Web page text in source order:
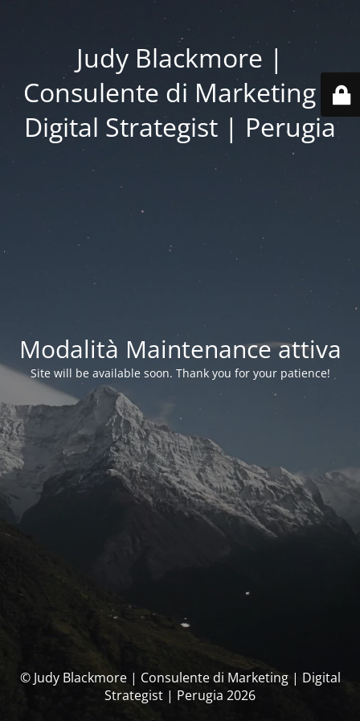
Judy Blackmore |
Consulente di Marketing |
Digital Strategist | Perugia
Modalità Maintenance attiva
Site will be available soon. Thank you for your patience!
© Judy Blackmore | Consulente di Marketing | Digital
Strategist | Perugia 2026